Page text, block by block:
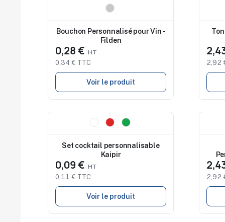
Bouchon Personnalisé pour Vin -
Filden
0,28 €
0,34 € TTC
Voir le produit
2,92
Set cocktail personnalisable
Kaipir
0,09 €
0,11 € TTC
Voir le produit
2,92